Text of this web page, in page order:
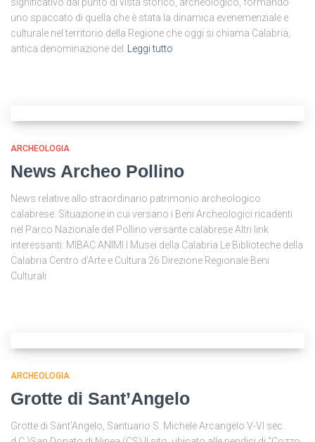
significativo dal punto di vista storico, archeologico, formando
uno spaccato di quella che è stata la dinamica evenemenziale e
culturale nel territorio della Regione che oggi si chiama Calabria,
antica denominazione del Leggi tutto
ARCHEOLOGIA
News Archeo Pollino
News relative allo straordinario patrimonio archeologico
calabrese. Situazione in cui versano i Beni Archeologici ricadenti
nel Parco Nazionale del Pollino versante calabrese Altri link
interessanti: MIBAC ANIMI I Musei della Calabria Le Biblioteche della
Calabria Centro d’Arte e Cultura 26 Direzione Regionale Beni
Culturali
ARCHEOLOGIA
Grotte di Sant’Angelo
Grotte di Sant’Angelo, Santuario S. Michele Arcangelo V-VI sec.